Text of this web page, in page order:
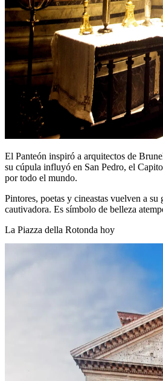
El Panteón inspiró a arquitectos de
su cúpula influyó en San Pedro, el
por todo el mundo.
Pintores, poetas y cineastas vuelven a
cautivadora. Es símbolo de belleza
La Piazza della Rotonda hoy